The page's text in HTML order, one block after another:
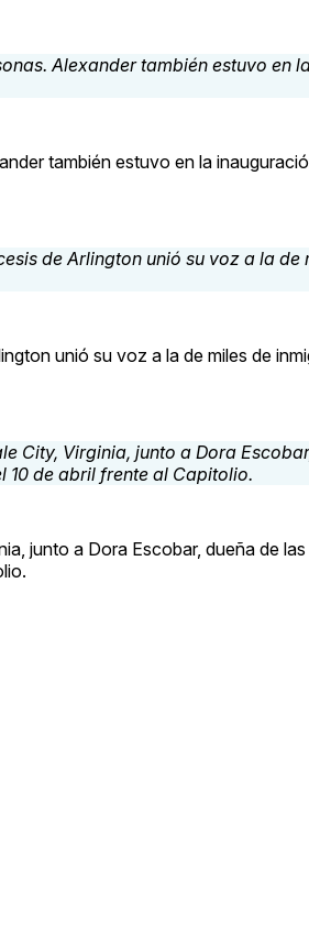
también estuvo en la
unió su voz a la de miles de
junto a Dora Escobar, dueña de